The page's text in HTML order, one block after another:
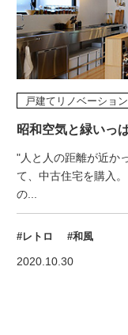
昭和空気と緑いっ
"人と人の距離が近か
て、中古住宅を購入
の...
戸建てリノベーション
#レトロ #和風
2020.10.30